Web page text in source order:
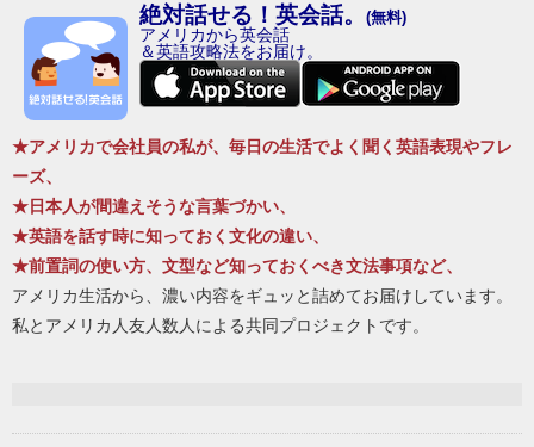
絶対話せる！英会話。 (無料)
アメリカから英会話
＆英語攻略法をお届け。
★アメリカで会社員の私が、毎日の生活でよく聞く英語表現やフレ
ーズ、
★日本人が間違えそうな言葉づかい、
★英語を話す時に知っておく文化の違い、
★前置詞の使い方、文型など知っておくべき文法事項など、
アメリカ生活から、濃い内容をギュッと詰めてお届けしています。
私とアメリカ人友人数人による共同プロジェクトです。